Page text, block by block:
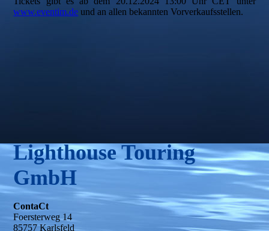
www.eventim.de und an allen bekannten Vorverkaufsstellen.
Lighthouse Touring
GmbH
ContaCt
Foersterweg 14
85757 Karlsfeld